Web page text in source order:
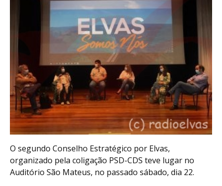
O segundo Conselho Estratégico por Elvas,
organizado pela coligação PSD-CDS teve lugar no
Auditório São Mateus, no passado sábado, dia 22.